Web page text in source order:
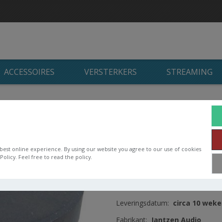
online experience. By using our website you agree to our use of cookies
Feel free to read the policy.
ACCESSOIRES VERSTERKERS STREAMING
10 mH Iron Core with
10 mH Iron Core
Jantzen High-purity copper wire
Leveringsdatum: circa 10
Fabrikant: Jantzen Audio